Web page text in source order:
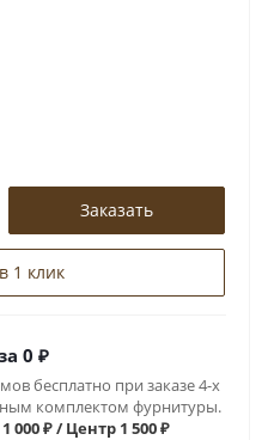
Заказать
1 клик
0 ₽
бесплатно при заказе 4-х
комплектом фурнитуры.
1 000 ₽ / Центр 1 500 ₽